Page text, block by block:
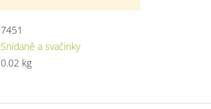
7451
Snídaně a svačinky
0.02 kg